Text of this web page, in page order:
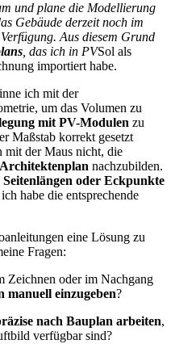
und plane die Modellierung
Gebäude derzeit noch im
Aus diesem Grund
, das ich in PVSol als
importiert habe.
ich mit der
um das Volumen zu
mit PV-Modulen zu
Maßstab korrekt gesetzt
mit der Maus nicht, die
nachzubilden.
oder Eckpunkte
habe die entsprechende
eine Lösung zu
Fragen:
Zeichnen oder im Nachgang
manuell einzugeben?
nach Bauplan arbeiten,
verfügbar sind?